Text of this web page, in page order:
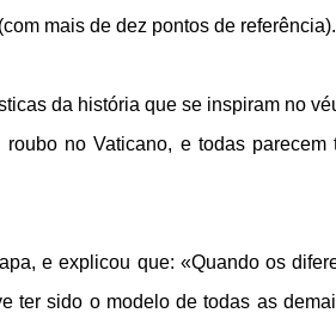
mais de dez pontos de referência).
da história que se inspiram no
no Vaticano, e todas
e explicou que: «Quando os
ter sido o modelo de todas as